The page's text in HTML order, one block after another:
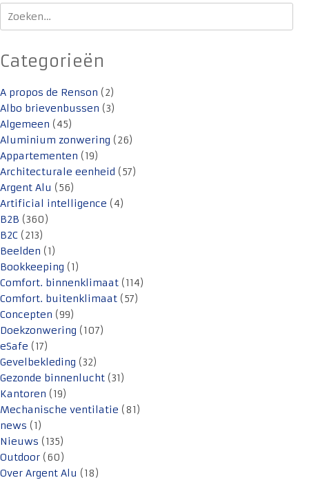
Zoeken
naar:
Categorieën
A propos de Renson (2)
Albo brievenbussen (3)
Algemeen (45)
Aluminium zonwering (26)
Appartementen (19)
Architecturale eenheid (57)
Argent Alu (56)
Artificial intelligence (4)
B2B (360)
B2C (213)
Beelden (1)
Bookkeeping (1)
Comfort. binnenklimaat (114)
Comfort. buitenklimaat (57)
Concepten (99)
Doekzonwering (107)
eSafe (17)
Gevelbekleding (32)
Gezonde binnenlucht (31)
Kantoren (19)
Mechanische ventilatie (81)
news (1)
Nieuws (135)
Outdoor (60)
Over Argent Alu (18)